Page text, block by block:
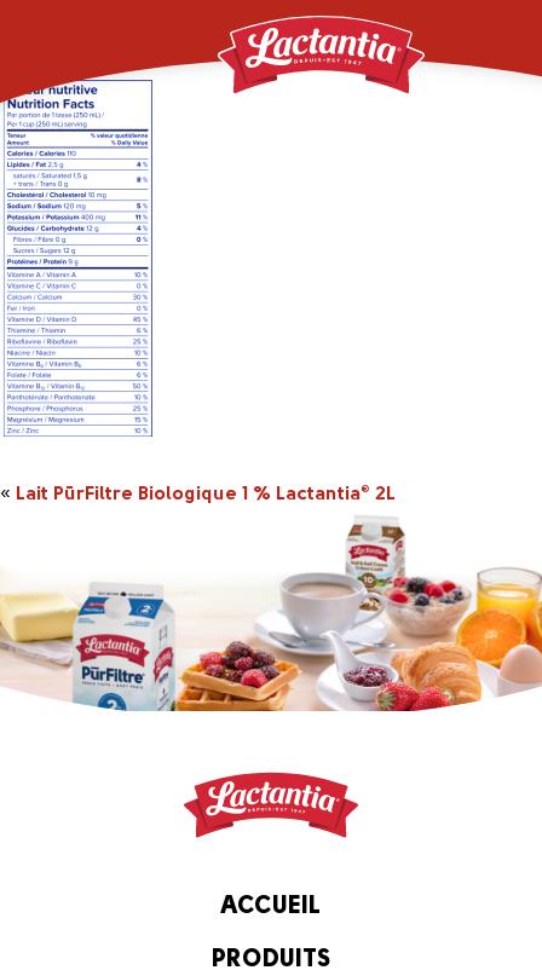
« Lait PūrFiltre Biologique 1 % Lactantia® 2L
ACCUEIL
PRODUITS